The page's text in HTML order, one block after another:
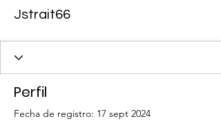
Jstrait66
Perfil
Fecha de registro: 17 sept 2024